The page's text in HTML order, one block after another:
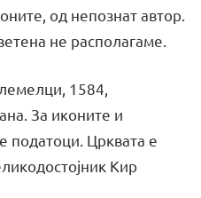
од непознат автор.
не располагаме.
1584,
За иконите и
Црквата е
Кир